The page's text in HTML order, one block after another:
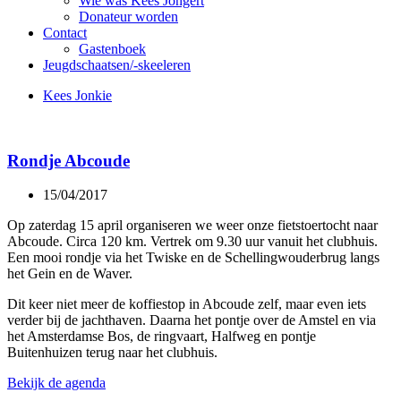
Donateur worden
Contact
Gastenboek
Jeugdschaatsen/-skeeleren
Kees Jonkie
Rondje Abcoude
15/04/2017
Op zaterdag 15 april organiseren we weer onze fietstoertocht naar
Abcoude. Circa 120 km. Vertrek om 9.30 uur vanuit het clubhuis.
Een mooi rondje via het Twiske en de Schellingwouderbrug langs
het Gein en de Waver.
Dit keer niet meer de koffiestop in Abcoude zelf, maar even iets
verder bij de jachthaven. Daarna het pontje over de Amstel en via
het Amsterdamse Bos, de ringvaart, Halfweg en pontje
Buitenhuizen terug naar het clubhuis.
Bekijk de agenda